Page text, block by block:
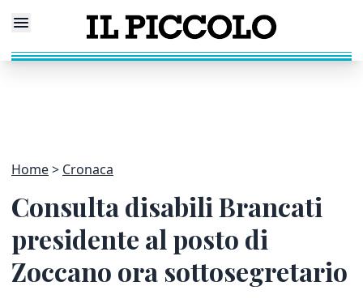
Home Cronaca
Consulta disabili Brancati
presidente al posto di
Zoccano ora sottosegretario